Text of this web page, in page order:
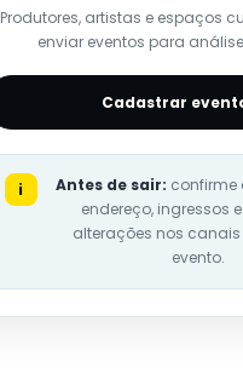
Produtores, artistas e espaços
enviar eventos para
Cadastrar
i Antes de sair: confirme
endereço, ingressos
alterações nos
evento.